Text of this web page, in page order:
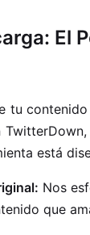
El
tu
está
Nos
que